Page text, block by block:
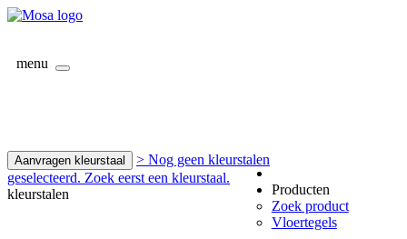
menu
Aanvragen kleurstaal
> Nog geen kleurstalen
geselecteerd. Zoek eerst een kleurstaal.
kleurstalen
Producten
Zoek product
Vloertegels